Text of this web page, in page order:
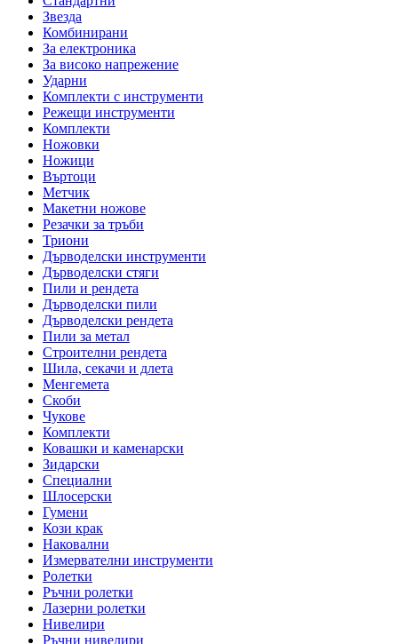
Звезда
Комбинирани
За електроника
За високо напрежение
Ударни
Комплекти с инструменти
Режещи инструменти
Комплекти
Ножовки
Ножици
Въртоци
Метчик
Макетни ножове
Резачки за тръби
Триони
Дърводелски инструменти
Дърводелски стяги
Пили и рендета
Дърводелски пили
Дърводелски рендета
Пили за метал
Строителни рендета
Шила, секачи и длета
Менгемета
Скоби
Чукове
Комплекти
Ковашки и каменарски
Зидарски
Специални
Шлосерски
Гумени
Кози крак
Наковални
Измервателни инструменти
Ролетки
Ръчни ролетки
Лазерни ролетки
Нивелири
Ръчни нивелири